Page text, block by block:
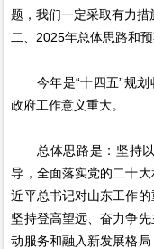
题，我们一定采取有力措
二、2025年总体思路和
今年是“十四五”规划
政府工作意义重大。
总体思路是：坚持以
导，全面落实党的二十
近平总书记对山东工作
坚持登高望远、奋力争
动服务和融入新发展格